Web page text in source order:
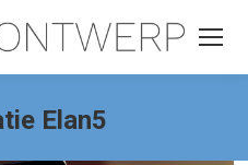
Elan5